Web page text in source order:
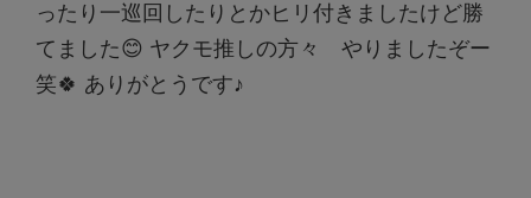
ったり一巡回したりとかヒリ付きましたけど勝
てました😊 ヤクモ推しの方々 やりましたぞー
笑🍀 ありがとうです♪